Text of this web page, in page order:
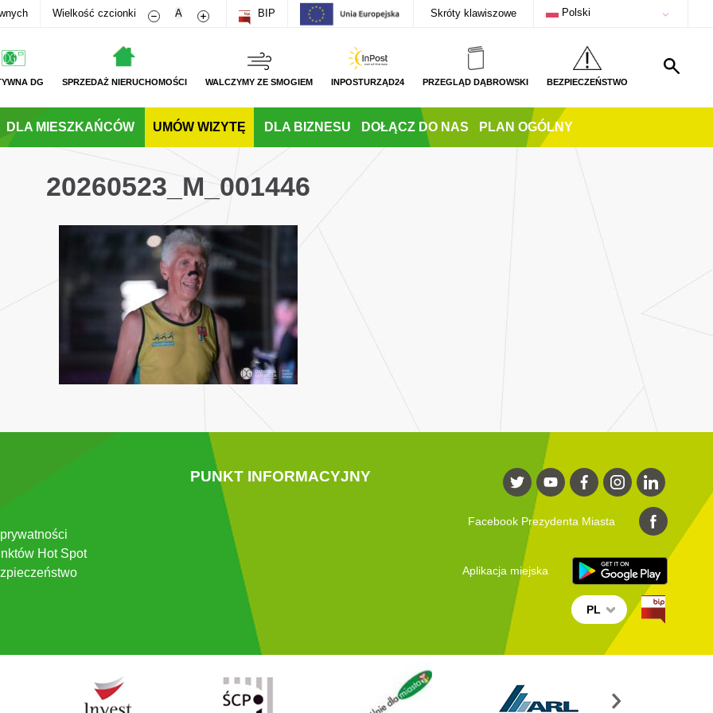
Wielkość czcionki Zmniejsz rozmiar czcionki
A Zwiększ rozmiar czcionki
BIP Skróty klawiszowe Polski
DG SPRZEDAŻ NIERUCHOMOŚCI WALCZYMY ZE SMOGIEM INPOSTURZĄD24 PRZEGLĄD DĄBROWSKI BEZPIECZEŃSTWO
DLA MIESZKAŃCÓW UMÓW WIZYTĘ DLA BIZNESU DOŁĄCZ DO NAS PLAN OGÓLNY
20260523_M_001446
Hot Spot
PUNKT INFORMACYJNY
Facebook Prezydenta Miasta
Aplikacja miejska
PL